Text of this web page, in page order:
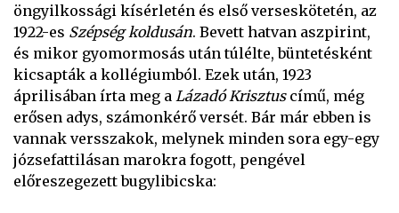
öngyilkossági kísérletén és első verseskötetén, az
1922-es Szépség koldusán. Bevett hatvan aszpirint,
és mikor gyomormosás után túlélte, büntetésként
kicsapták a kollégiumból. Ezek után, 1923
áprilisában írta meg a Lázadó Krisztuscímű, még
erősen adys, számonkérő versét. Bár már ebben is
vannak versszakok, melynek minden sora egy-egy
józsefattilásan marokra fogott, pengével
előreszegezett bugylibicska: